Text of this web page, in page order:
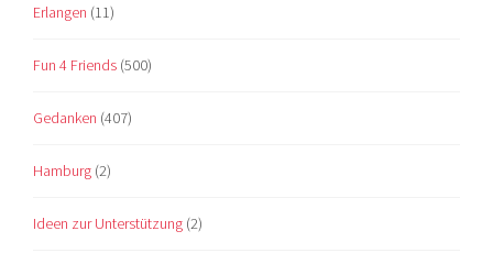
Erlangen (11)
Fun 4 Friends (500)
Gedanken (407)
Hamburg (2)
Ideen zur Unterstützung (2)